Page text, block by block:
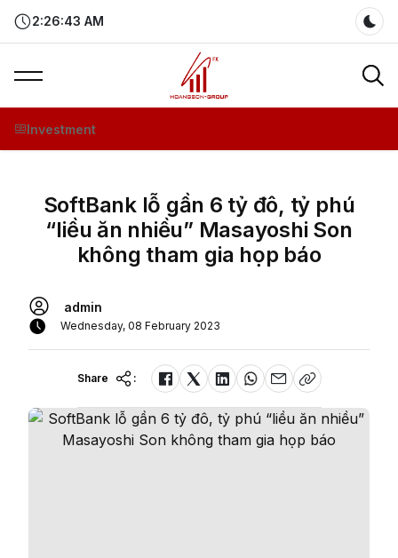
2:26:43 AM
Investment
SoftBank lỗ gần 6 tỷ đô, tỷ phú
“liều ăn nhiều” Masayoshi Son
không tham gia họp báo
admin
Wednesday, 08 February 2023
Share :